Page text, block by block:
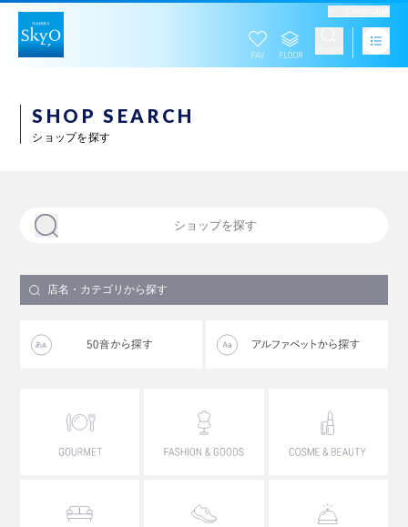
SHOP SEARCH
ショップを探す
店名・カテゴリから探す